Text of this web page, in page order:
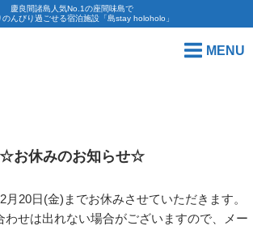
慶良間諸島人気No.1の座間味島で
のんびり過ごせる宿泊施設「島stay holoholo」
MENU
☆お休みのお知らせ☆
月20日(金)までお休みさせていただきます。
わせは出れない場合がございますので、メー